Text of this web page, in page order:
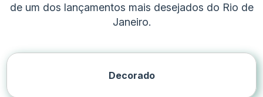
de um dos lançamentos mais desejados do Rio de
Janeiro.
Decorado